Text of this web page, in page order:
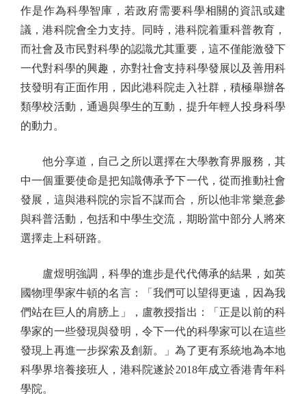
作是作為科學智庫，若政府需要科學相關的資訊或建
議，港科院會全力支持。同時，港科院着重科普教育，
而社會及市民對科學的認識尤其重要，這不僅能激發下
一代對科學的興趣，亦對社會支持科學發展以及善用科
技發明有正面作用，因此港科院走入社群，積極舉辦各
類學校活動，通過與學生的互動，提升年輕人投身科學
的動力。
他分享道，自己之所以選擇在大學教育界服務，其
中一個重要使命是把知識傳承予下一代，從而推動社會
發展，這與港科院的宗旨不謀而合，所以他非常樂意參
與科普活動，包括和中學生交流，期盼當中部分人將來
選擇走上科研路。
盧煜明強調，科學的進步是代代傳承的結果，如英
國物理學家牛頓的名言：「我們可以望得更遠，因為我
們站在巨人的肩膀上」，盧教授指出：「正是以前的科
學家的一些發現與發明，令下一代的科學家可以在這些
發現上再進一步探索及創新。」為了更有系統地為本地
科學界培養接班人，港科院遂於2018年成立香港青年科
學院。